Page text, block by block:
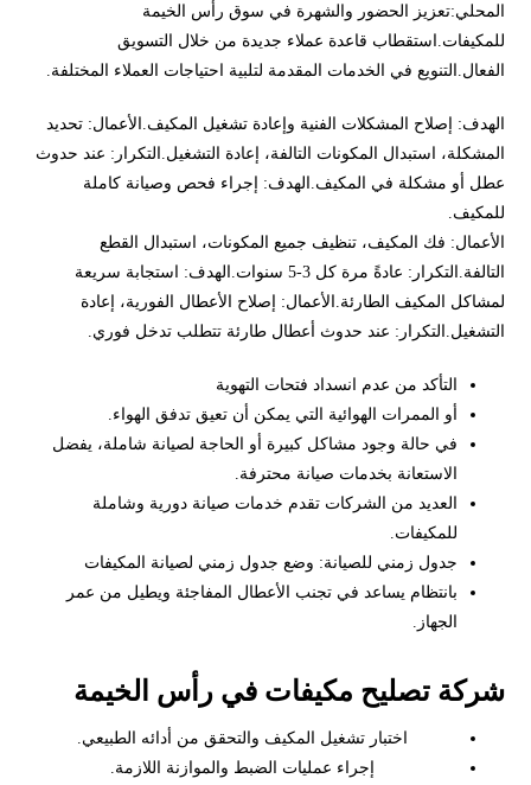
المحلي:تعزيز الحضور والشهرة في سوق رأس الخيمة
للمكيفات.استقطاب قاعدة عملاء جديدة من خلال التسويق
الفعال.التنويع في الخدمات المقدمة لتلبية احتياجات العملاء المختلفة.
الهدف: إصلاح المشكلات الفنية وإعادة تشغيل المكيف.الأعمال: تحديد
المشكلة، استبدال المكونات التالفة، إعادة التشغيل.التكرار: عند حدوث
عطل أو مشكلة في المكيف.الهدف: إجراء فحص وصيانة كاملة
للمكيف.
الأعمال: فك المكيف، تنظيف جميع المكونات، استبدال القطع
التالفة.التكرار: عادةً مرة كل 3-5 سنوات.الهدف: استجابة سريعة
لمشاكل المكيف الطارئة.الأعمال: إصلاح الأعطال الفورية، إعادة
التشغيل.التكرار: عند حدوث أعطال طارئة تتطلب تدخل فوري.
التأكد من عدم انسداد فتحات التهوية
أو الممرات الهوائية التي يمكن أن تعيق تدفق الهواء.
في حالة وجود مشاكل كبيرة أو الحاجة لصيانة شاملة، يفضل
الاستعانة بخدمات صيانة محترفة.
العديد من الشركات تقدم خدمات صيانة دورية وشاملة
للمكيفات.
جدول زمني للصيانة: وضع جدول زمني لصيانة المكيفات
بانتظام يساعد في تجنب الأعطال المفاجئة ويطيل من عمر
الجهاز.
شركة تصليح مكيفات في رأس الخيمة
اختبار تشغيل المكيف والتحقق من أدائه الطبيعي.
إجراء عمليات الضبط والموازنة اللازمة.